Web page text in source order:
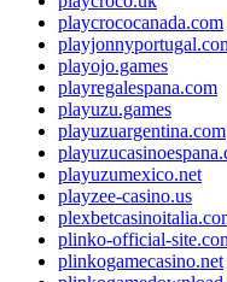
playcrococanada.com
playojo.games
playregalespana.com
playuzu.games
playuzuargentina.com
playuzumexico.net
playzee-casino.us
plinko-official-
plinkogamecasino.net